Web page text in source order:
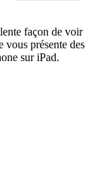
façon de voir
vous présente des
sur iPad.